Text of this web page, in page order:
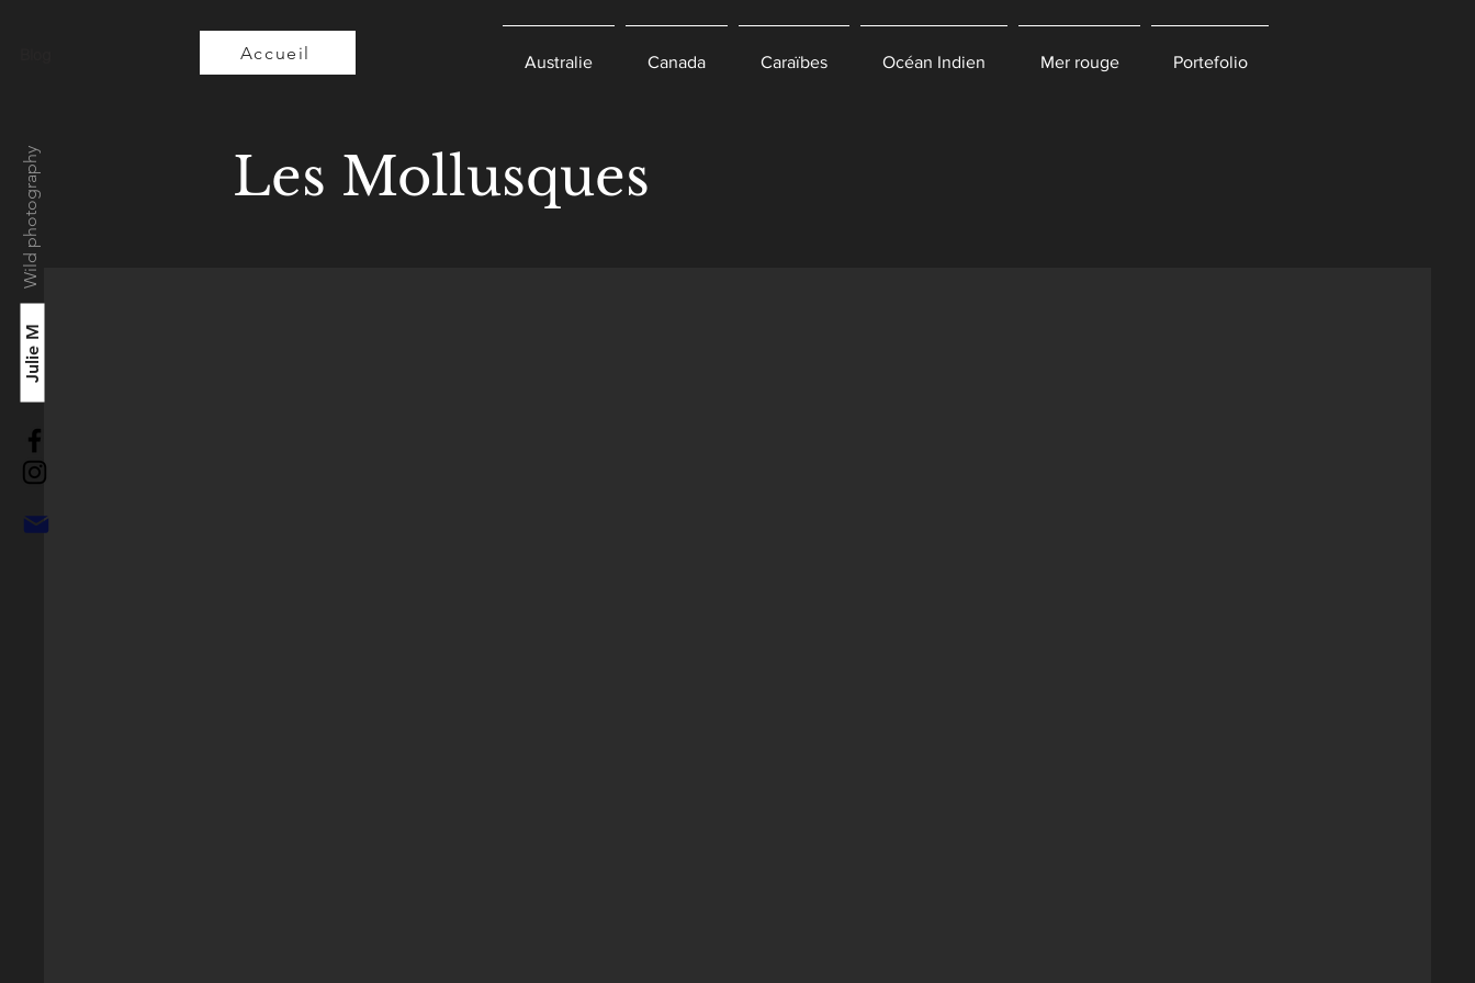
Wild photography
Julie M
Accueil Australie Canada Caraïbes Océan Indien Mer rouge Portefolio
Les Mollusques